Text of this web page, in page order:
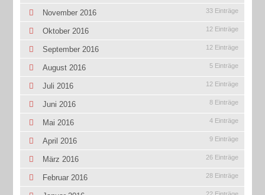
November 2016 33 Einträge
Oktober 2016 12 Einträge
September 2016 12 Einträge
August 2016 5 Einträge
Juli 2016 12 Einträge
Juni 2016 8 Einträge
Mai 2016 4 Einträge
April 2016 9 Einträge
März 2016 26 Einträge
Februar 2016 28 Einträge